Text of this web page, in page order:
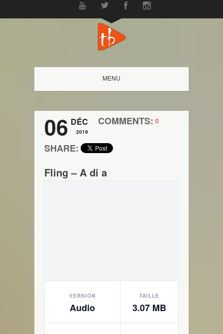
MENU
06 DÉC
2019
COMMENTS: 0
SHARE:
Fling – A di a
VERSION
Audio
TAILLE
3.07 MB